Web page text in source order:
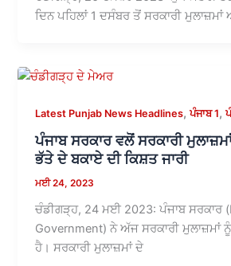
ਦਿਨ ਪਹਿਲਾਂ 1 ਦਸੰਬਰ ਤੋਂ ਸਰਕਾਰੀ
Latest Punjab News Headlines,ਪੰਜਾਬ 1,
ਪੰਜਾਬ ਸਰਕਾਰ ਵਲੋਂ ਸਰਕਾਰੀ
ਭੱਤੇ ਦੇ ਬਕਾਏ ਦੀ ਕਿਸ਼ਤ ਜਾਰੀ
ਮਈ 24, 2023
ਚੰਡੀਗੜ੍ਹ, 24 ਮਈ 2023: ਪੰਜਾਬ ਸਰਕਾਰ
Government) ਨੇ ਅੱਜ ਸਰਕਾਰੀ ਮੁਲਾਜ਼ਮਾਂ
ਹੈ। ਸਰਕਾਰੀ ਮੁਲਾਜ਼ਮਾਂ ਦੇ